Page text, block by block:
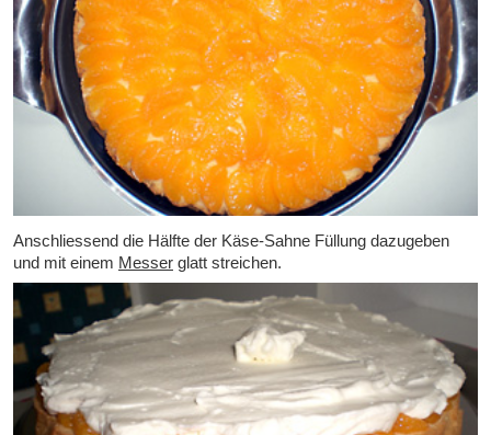
Anschliessend die Hälfte der Käse-Sahne Füllung dazugeben
und mit einem Messer glatt streichen.